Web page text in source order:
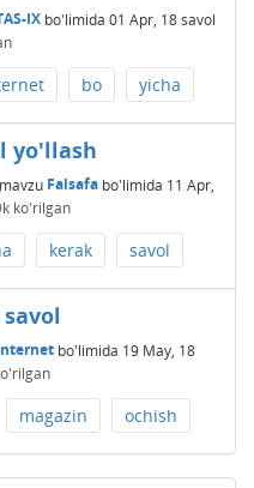
IXbo'limida 01 Apr, 18 savol
bo yicha
yo'llash
Falsafabo'limida 11 Apr,
ko'rilgan
kerak savol
bo'limida 19 May, 18
magazin ochish